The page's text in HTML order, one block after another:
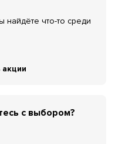
найдёте что-то среди
с выбором?